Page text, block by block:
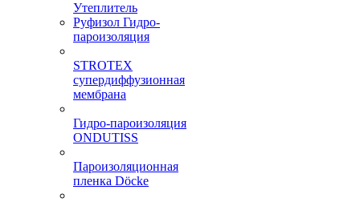
Утеплитель
Руфизол Гидро-
пароизоляция
STROTEX
супердиффузионная
мембрана
Гидро-пароизоляция
ONDUTISS
Пароизоляционная
пленка Döcke